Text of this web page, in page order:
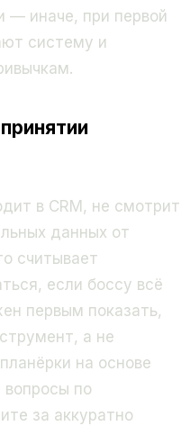
— иначе, при первой
систему и
в CRM, не смотрит
данных от
считывает
если боссу всё
первым показать,
а не
на основе
вопросы по
за аккуратно